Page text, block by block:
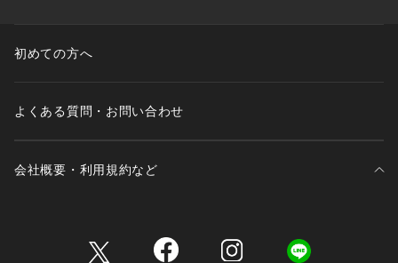
初めての方へ
よくある質問・お問い合わせ
会社概要・利用規約など